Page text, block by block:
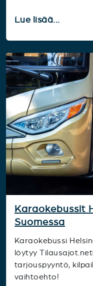
Lue lisää...
Karaokebussit
Suomessa
Karaokebussi
löytyy
tarjouspyyntö,
vaihtoehto!